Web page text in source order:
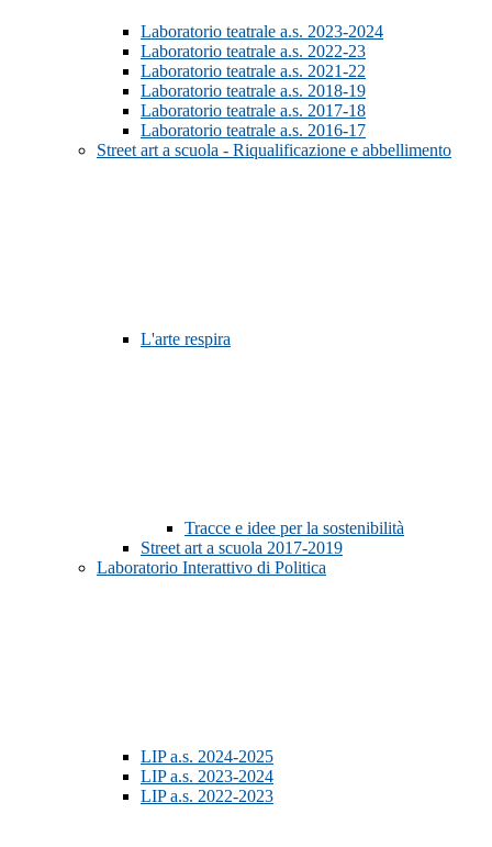
Laboratorio teatrale a.s. 2023-2024
Laboratorio teatrale a.s. 2022-23
Laboratorio teatrale a.s. 2021-22
Laboratorio teatrale a.s. 2018-19
Laboratorio teatrale a.s. 2017-18
Laboratorio teatrale a.s. 2016-17
Street art a scuola - Riqualificazione e abbellimento
L'arte respira
Tracce e idee per la sostenibilità
Street art a scuola 2017-2019
Laboratorio Interattivo di Politica
LIP a.s. 2024-2025
LIP a.s. 2023-2024
LIP a.s. 2022-2023